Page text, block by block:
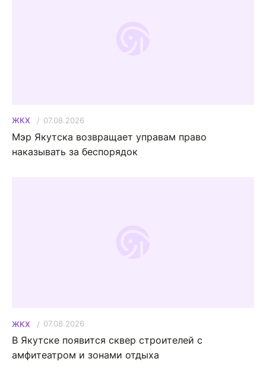
ЖКХ 07.08.2026
Мэр Якутска возвращает управам право
наказывать за беспорядок
ЖКХ 07.08.2026
В Якутске появится сквер строителей с
амфитеатром и зонами отдыха